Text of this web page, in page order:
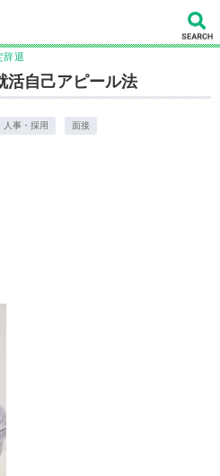
辞退
自己アピール法
人事・採用 面接